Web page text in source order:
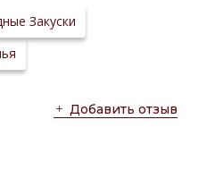
Закуски
Добавить отзыв